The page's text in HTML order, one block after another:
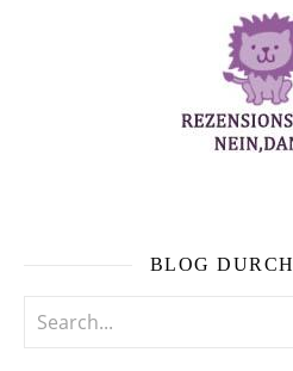
BLOG